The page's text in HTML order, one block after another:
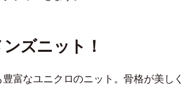
ズニット！
富なユニクロのニット。骨格が美しく